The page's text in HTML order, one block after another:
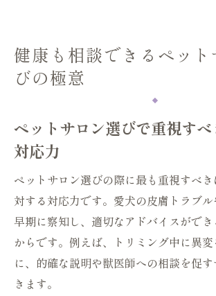
健康も相談できるペット
びの極意
ペットサロン選びで重視す
対応力
ペットサロン選びの際に最も重視すべ
対する対応力です。愛犬の皮膚トラブ
早期に察知し、適切なアドバイスがで
からです。例えば、トリミング中に異
に、的確な説明や獣医師への相談を促
きます。